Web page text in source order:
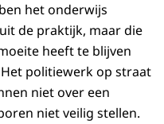
het onderwijs
de praktijk, maar die
heeft te blijven
politiewerk op straat
niet over een
niet veilig stellen.